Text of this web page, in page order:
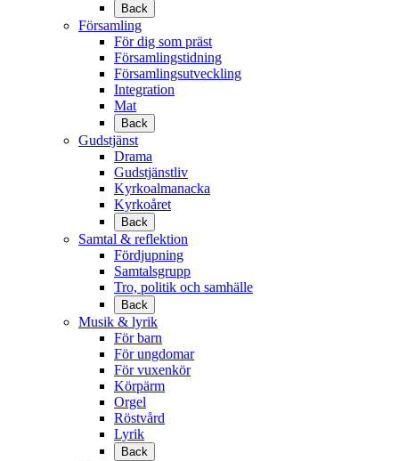
Back
Församling
För dig som präst
Församlingstidning
Församlingsutveckling
Integration
Mat
Back
Gudstjänst
Drama
Gudstjänstliv
Kyrkoalmanacka
Kyrkoåret
Back
Samtal & reflektion
Fördjupning
Samtalsgrupp
Tro, politik och samhälle
Back
Musik & lyrik
För barn
För ungdomar
För vuxenkör
Körpärm
Orgel
Röstvård
Lyrik
Back